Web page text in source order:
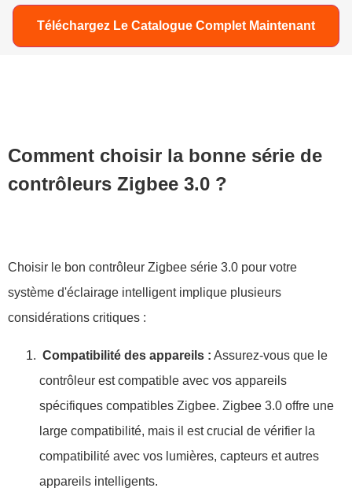
Téléchargez Le Catalogue Complet Maintenant
Comment choisir la bonne série de
contrôleurs Zigbee 3.0 ?
Choisir le bon contrôleur Zigbee série 3.0 pour votre
système d'éclairage intelligent implique plusieurs
considérations critiques :
Compatibilité des appareils : Assurez-vous que le
contrôleur est compatible avec vos appareils
spécifiques compatibles Zigbee. Zigbee 3.0 offre une
large compatibilité, mais il est crucial de vérifier la
compatibilité avec vos lumières, capteurs et autres
appareils intelligents.